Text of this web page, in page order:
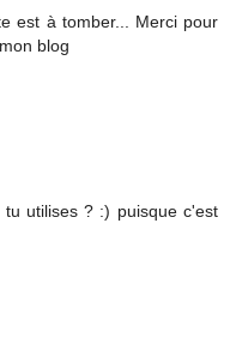
est à tomber... Merci pour
blog
utilises ? :) puisque c'est